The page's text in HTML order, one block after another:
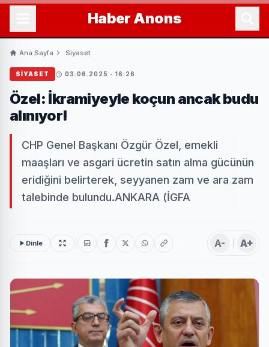
Haber Anons
Ana Sayfa Siyaset
SIYASET 03.06.2025 - 16:26
Özel: İkramiyeyle koçun ancak budu
alınıyor!
CHP Genel Başkanı Özgür Özel, emekli
maaşları ve asgari ücretin satın alma gücünün
eridiğini belirterek, seyyanen zam ve ara zam
talebinde bulundu.ANKARA (İGFA
Dinle A- A+